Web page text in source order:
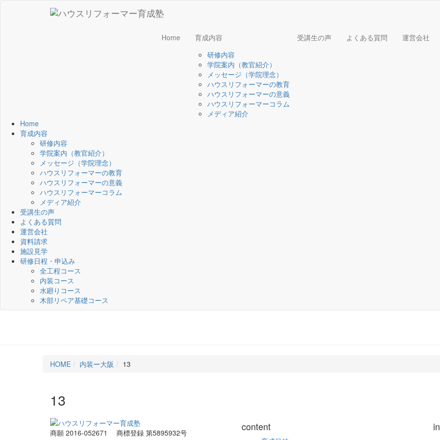
Home
育成内容
研修内容
学院案内（教官紹介）
メッセージ（学院理念）
ハウスリフォーマーの教育
ハウスリフォーマーの意義
ハウスリフォーマーコラム
メディア紹介
受講生の声 よくある質問 運営会社
Home
育成内容
研修内容
学院案内（教官紹介）
メッセージ（学院理念）
ハウスリフォーマーの教育
ハウスリフォーマーの意義
ハウスリフォーマーコラム
メディア紹介
受講生の声
よくある質問
運営会社
資料請求
施設見学
研修日程・申込み
全工程コース
内装コース
水廻りコース
木部リペア基礎コース
HOME 内装ー大阪 13
13
商願 2016-052671 商標登録 第5895932号
content